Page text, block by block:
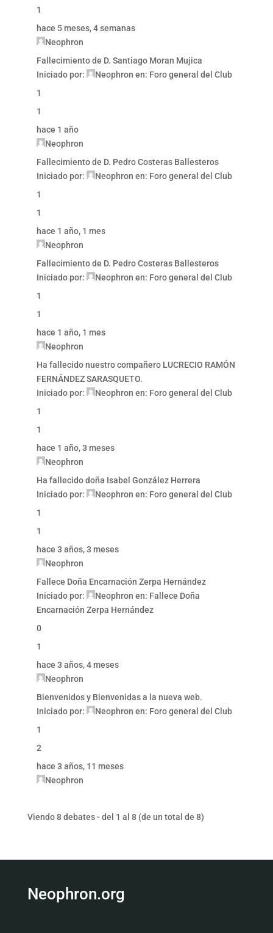
1
hace 5 meses, 4 semanas
Neophron
Fallecimiento de D. Santiago Moran Mujica
Iniciado por:
Neophron en: Foro general del Club
1
1
hace 1 año
Neophron
Fallecimiento de D. Pedro Costeras Ballesteros
Iniciado por:
Neophron en: Foro general del Club
1
1
hace 1 año, 1 mes
Neophron
Fallecimiento de D. Pedro Costeras Ballesteros
Iniciado por:
Neophron en: Foro general del Club
1
1
hace 1 año, 1 mes
Neophron
Ha fallecido nuestro compañero LUCRECIO RAMÓN
FERNÁNDEZ SARASQUETO.
Iniciado por:
Neophron en: Foro general del Club
1
1
hace 1 año, 3 meses
Neophron
Ha fallecido doña Isabel González Herrera
Iniciado por:
Neophron en: Foro general del Club
1
1
hace 3 años, 3 meses
Neophron
Fallece Doña Encarnación Zerpa Hernández
Iniciado por:
Neophron en: Fallece Doña
Encarnación Zerpa Hernández
0
1
hace 3 años, 4 meses
Neophron
Bienvenidos y Bienvenidas a la nueva web.
Iniciado por:
Neophron en: Foro general del Club
1
2
hace 3 años, 11 meses
Neophron
Viendo 8 debates - del 1 al 8 (de un total de 8)
Neophron.org